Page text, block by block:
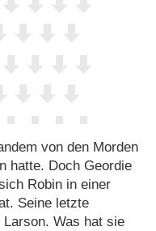
von den Morden
hatte. Doch Geordie
Robin in einer
Seine letzte
Was hat sie